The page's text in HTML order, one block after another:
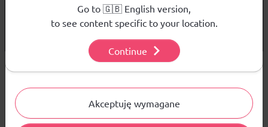
DARMOWA WYSYŁKAod 299 PLN
NA ZWROT TOWARU
Sprzedaż hurtowa
Aby dowiedzieć się więcej o plikach cookie i tym, jak
wykorzystujemy Twoje dane, odwiedź naszą Polityką
Akceptuję wymagane
Go to 🇬🇧 English version,
to see content specific to your location.
Continue